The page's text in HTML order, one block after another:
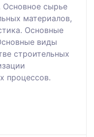
Основное сырье
материалов,
Основные
виды
строительных
процессов.